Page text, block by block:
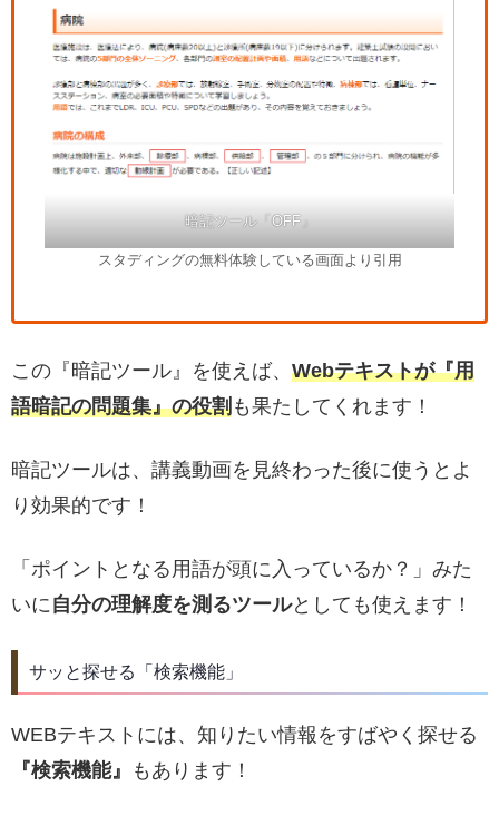
暗記ツール「OFF」
スタディングの無料体験している画面より引用
この『暗記ツール』を使えば、 Webテキストが『用
語暗記の問題集』の役割も果たしてくれます！
暗記ツールは、講義動画を見終わった後に使うとよ
り効果的です！
「ポイントとなる用語が頭に入っているか？」みた
いに自分の理解度を測るツールとしても使えます！
サッと探せる「検索機能」
WEBテキストには、知りたい情報をすばやく探せる
『検索機能』
もあります！